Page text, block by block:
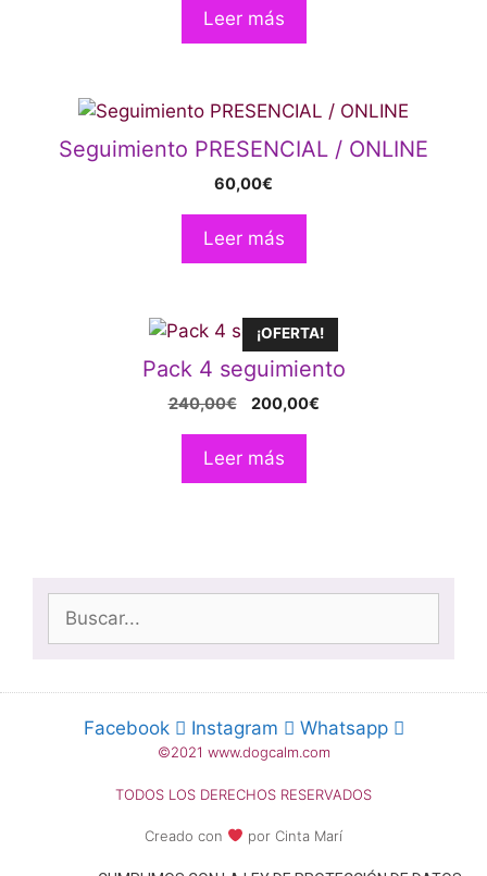
Leer más
Seguimiento PRESENCIAL / ONLINE
60,00€
Leer más
¡OFERTA!
Pack 4 seguimiento
240,00€
El
original
era:
200,00€El
Leer más
Buscar:
Facebook Instagram Whatsapp
©2021 www.dogcalm.com
TODOS LOS DERECHOS RESERVADOS
Creado con por Cinta Marí